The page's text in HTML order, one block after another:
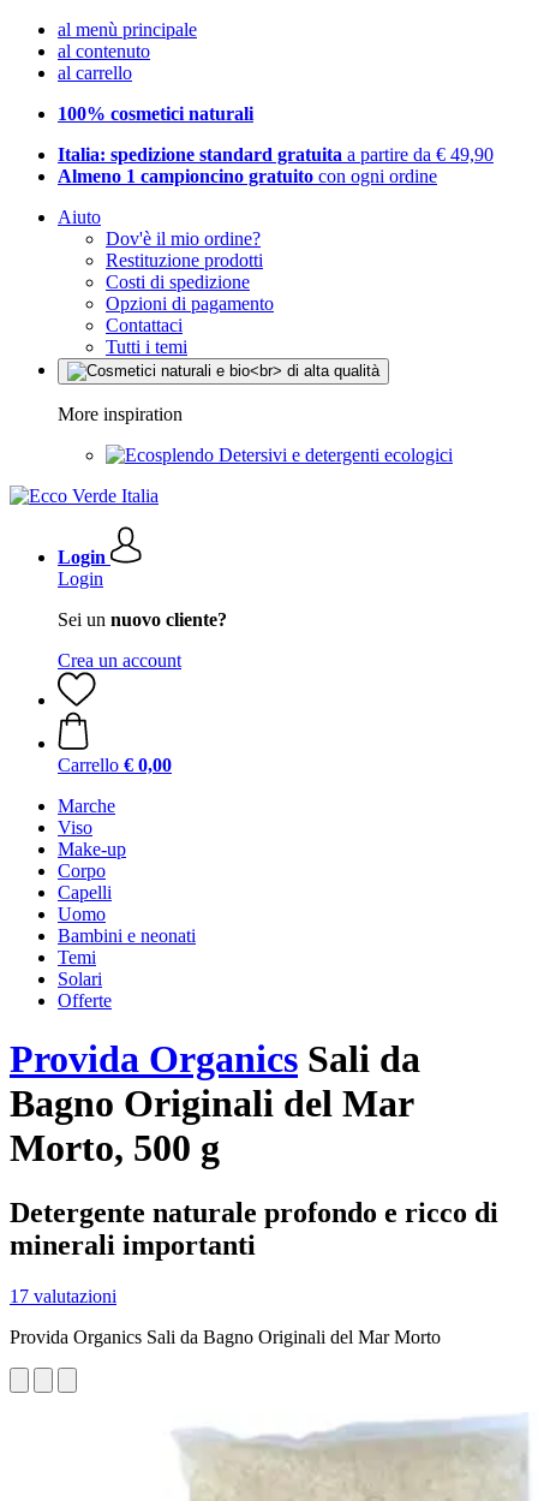
al menù principale
al contenuto
al carrello
100% cosmetici naturali
Italia: spedizione standard gratuita a partire da € 49,90
Almeno 1 campioncino gratuito con ogni ordine
Aiuto
Dov'è il mio ordine?
Restituzione prodotti
Costi di spedizione
Opzioni di pagamento
Contattaci
Tutti i temi
More inspiration
Detersivi e detergenti ecologici
Login
Login
Sei un nuovo cliente?
Crea un account
Carrello € 0,00
Marche
Viso
Make-up
Corpo
Capelli
Uomo
Bambini e neonati
Temi
Solari
Offerte
Provida Organics Sali da
Bagno Originali del Mar
Morto, 500 g
Detergente naturale profondo e ricco di
minerali importanti
17 valutazioni
Provida Organics Sali da Bagno Originali del Mar Morto